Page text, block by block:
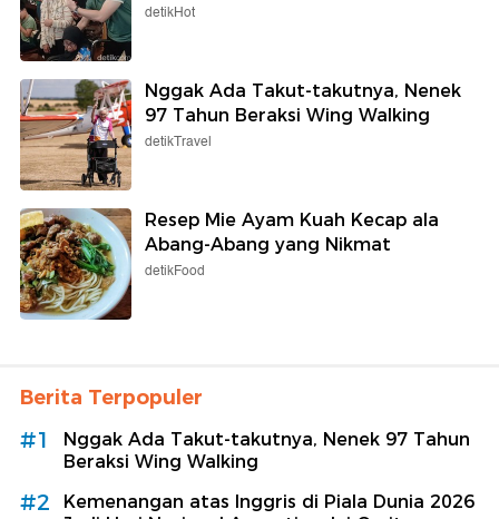
detikHot
Nggak Ada Takut-takutnya, Nenek
97 Tahun Beraksi Wing Walking
detikTravel
Resep Mie Ayam Kuah Kecap ala
Abang-Abang yang Nikmat
detikFood
Berita Terpopuler
#1
Nggak Ada Takut-takutnya, Nenek 97 Tahun
Beraksi Wing Walking
#2
Kemenangan atas Inggris di Piala Dunia 2026